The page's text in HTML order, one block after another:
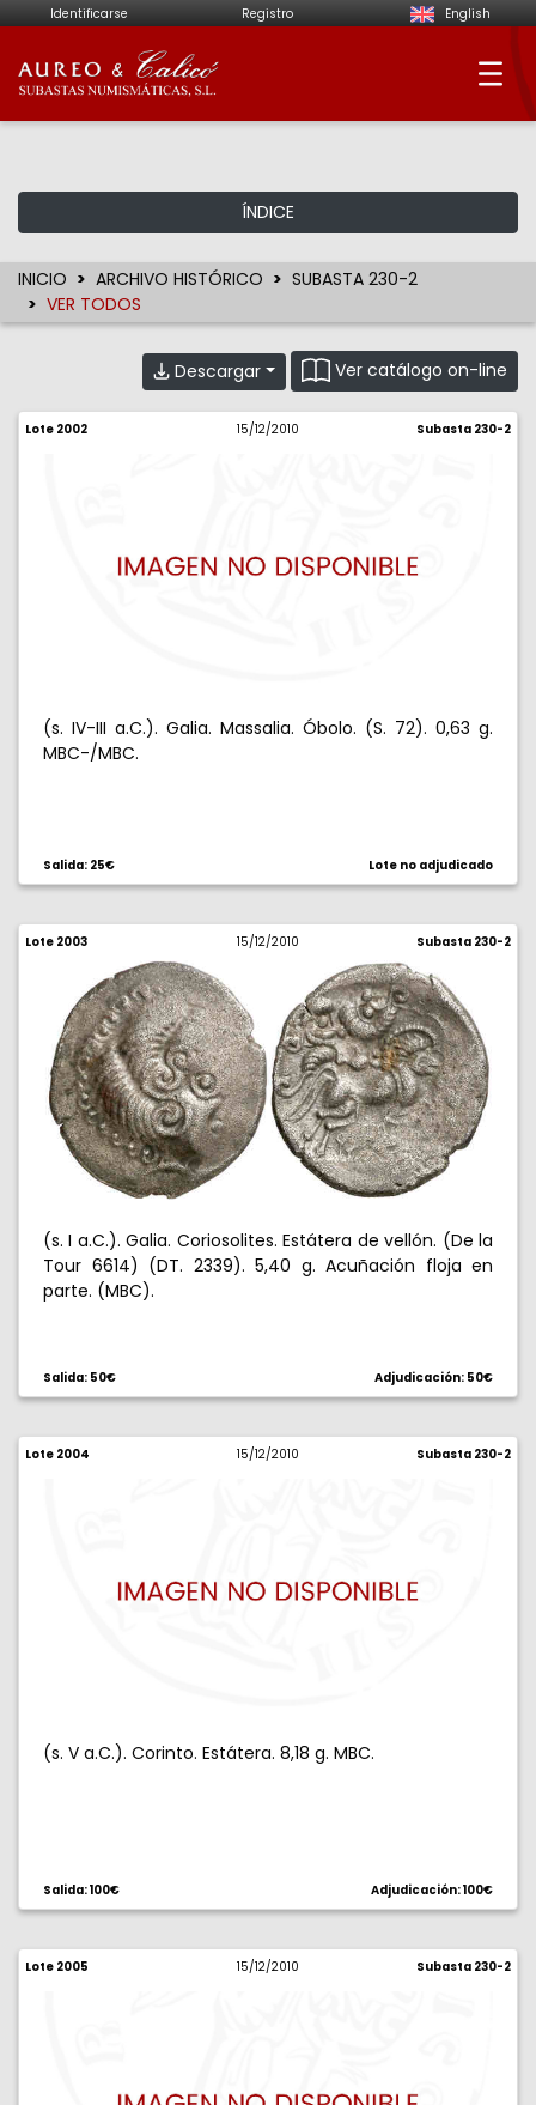
Identificarse Registro English
Aureo & Calicó -
ÍNDICE
INICIO ARCHIVO HISTÓRICO
SUBASTA 230-2
VER TODOS
Descargar Ver catálogo on-line
Lote 2002 15/12/2010 Subasta 230-2
(s. IV-III a.C.). Galia. Massalia. Óbolo. (S. 72). 0,63 g.
MBC-/MBC.
Salida: 25€ Lote no adjudicado
Lote 2003 15/12/2010 Subasta 230-2
(s. I a.C.). Galia. Coriosolites. Estátera de vellón. (De la
Tour 6614) (DT. 2339). 5,40 g. Acuñación floja en
parte. (MBC).
Salida: 50€ Adjudicación: 50€
Lote 2004 15/12/2010 Subasta 230-2
(s. V a.C.). Corinto. Estátera. 8,18 g. MBC.
Salida: 100€ Adjudicación: 100€
Lote 2005 15/12/2010 Subasta 230-2